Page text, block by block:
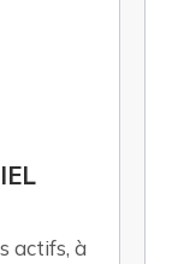
actifs, à